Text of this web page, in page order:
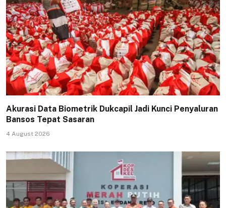
Akurasi Data Biometrik Dukcapil Jadi Kunci Penyaluran
Bansos Tepat Sasaran
4 August 2026